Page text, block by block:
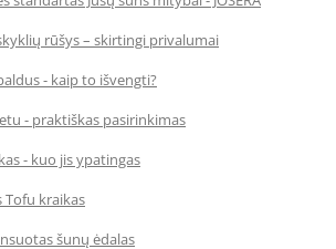
rūšys – skirtingi privalumai
- kaip to išvengti?
- praktiškas pasirinkimas
- kuo jis ypatingas
Tofu kraikas
šunų ėdalas